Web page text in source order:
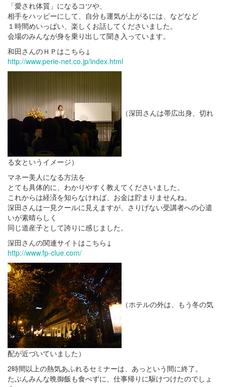
「愛され体質」になるコツや、
相手をハッピーにして、自分も運気が上がるには、などなど
１時間めいっぱい、楽しくお話してくださいました。
会場のみんなが身を乗り出して聞き入っています。
和田さんのＨＰはこちら↓
http://www.perie-net.co.jp/index.html
（深田さんは帯広出身、切れ
る女というイメージ）
マネー美人になる方法を
とても具体的に、わかりやすく教えてくださいました。
これからは経済を知らなければ、お金は貯まりませんね。
深田さんは一見クールに見えますが、さりげない受講者への心遣
いが素晴らしく
同じ道産子として誇りに感じました。
深田さんの関連サイトはこちら↓
http://www.fp-clue.com/
（ホテルの外は、もう冬の気
配が近づいていました）
2時間以上の熱気あふれるセミナーは、あっという間に終了。
たぶんみんな晩御飯も食べずに、仕事帰りに駆けつけたのでしょ